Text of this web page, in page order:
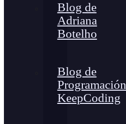
Blog de
Adriana
Botelho
Blog de
Programación
KeepCoding